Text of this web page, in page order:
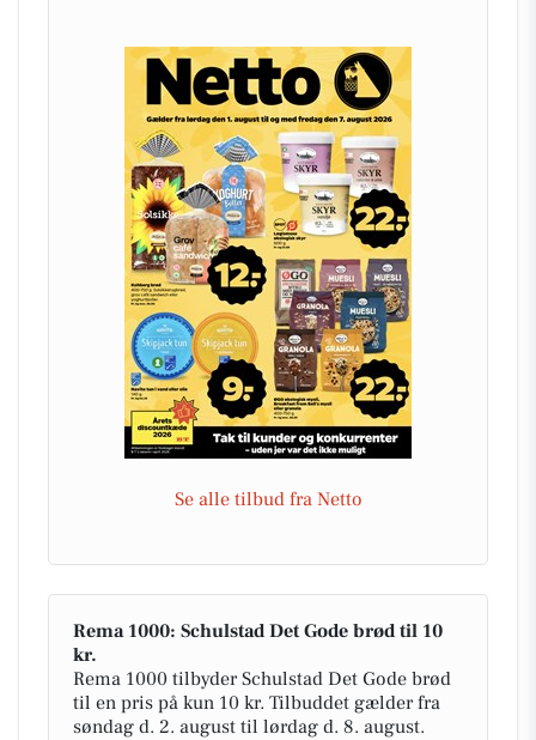
Se alle tilbud fra Netto
Rema 1000: Schulstad Det Gode brød til 10
kr.
Rema 1000 tilbyder Schulstad Det Gode brød
til en pris på kun 10 kr. Tilbuddet gælder fra
søndag d. 2. august til lørdag d. 8. august.